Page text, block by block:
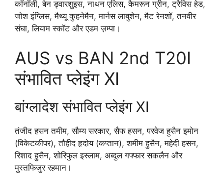
कॉनॉली, बेन ड्वारशुइस, नाथन एलिस, कैमरून ग्रीन, ट्रैविस हेड,
जोश इंग्लिस, मैथ्यू कुहनेमैन, मार्नस लाबुशेन, मैट रेनशॉ, तनवीर
संघा, लियाम स्कॉट और एडम ज़म्पा।
AUS vs BAN 2nd T20I
संभावित प्लेइंग XI
बांग्लादेश संभावित प्लेइंग XI
तंजीद हसन तमीम, सौम्य सरकार, सैफ हसन, परवेज हुसैन इमोन
(विकेटकीपर), तौहीद हृदोय (कप्तान), शमीम हुसैन, महेदी हसन,
रिशाद हुसैन, शोरिफुल इस्लाम, अब्दुल गफ्फार सकलैन और
मुस्तफिजुर रहमान।